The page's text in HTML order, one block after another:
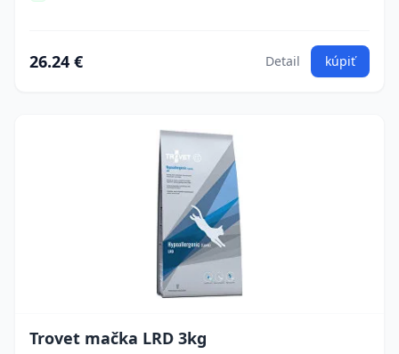
26.24 € Detail kúpiť
Trovet mačka LRD 3kg